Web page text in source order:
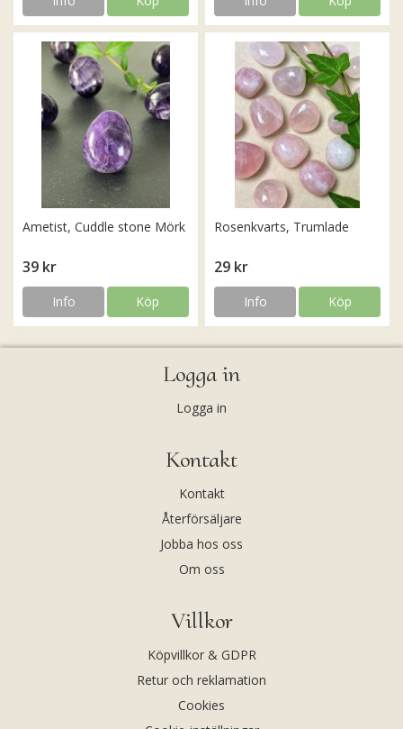
Ametist, Cuddle stone Mörk
39 kr
Info Köp
Rosenkvarts, Trumlade
29 kr
Info Köp
Logga in
Logga in
Kontakt
Kontakt
Återförsäljare
Jobba hos oss
Om oss
Villkor
Köpvillkor & GDPR
Retur och reklamation
Cookies